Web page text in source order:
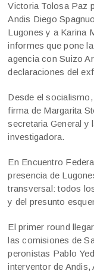
Victoria Tolosa Paz
Andis Diego
Lugones y a Karina
informes que pone
agencia con Suizo
declaraciones del
Desde el
firma de Margarita
secretaria General y
investigadora.
En Encuentro
presencia de
transversal: todos
y del presunto
El primer round
las comisiones de
peronistas Pablo
interventor de Andis,